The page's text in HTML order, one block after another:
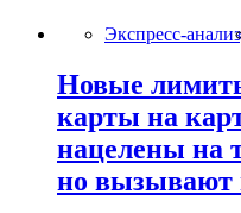
Экспресс-
Новые
карты на
нацелены на
но вызывают